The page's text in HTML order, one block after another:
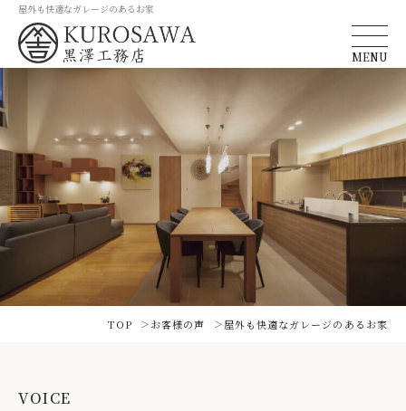
屋外も快適なガレージのあるお家
MENU
TOP お客様の声 屋外も快適なガレージのあるお家
VOICE